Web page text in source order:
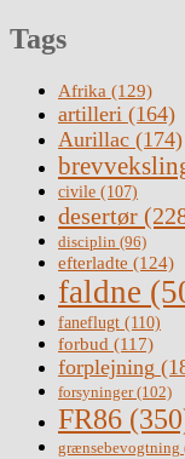
Tags
Afrika (129)
artilleri (164)
Aurillac (174)
civile (107)
desertør
disciplin (96)
efterladte (124)
faldne
faneflugt (110)
forbud (117)
forplejning
forsyninger(102)
FR86
grænsebevogtning